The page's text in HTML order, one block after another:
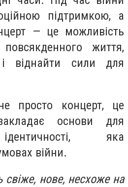
підтримкою, а
— це можливість
життя,
віднайти сили для
просто концерт, це
основи для
яка
війни.
нове, несхоже на